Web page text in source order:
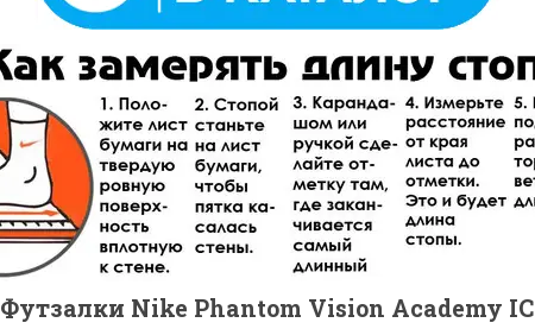
Футзалки Nike Phantom Vision Academy IC